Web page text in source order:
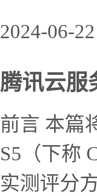
2024-06-22
腾讯云服
前言 本篇
S5（下称
实测评分